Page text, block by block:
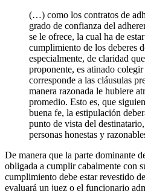
(…) como los contratos de
grado de confianza del
se le ofrece, la cual ha de
cumplimiento de los deberes
especialmente, de claridad
proponente, es atinado
corresponde a las cláusulas
manera razonada le hubiere
promedio. Esto es, que
buena fe, la estipulación
punto de vista del
personas honestas y
De manera que la parte dominante
obligada a cumplir cabalmente con
cumplimiento debe estar revestido
evaluará un juez o el funcionario